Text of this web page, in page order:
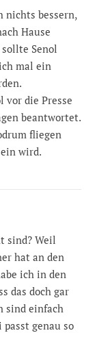
nichts bessern,
Hause
Senol
mal ein
vor die Presse
beantwortet.
fliegen
wird.
sind? Weil
hat an den
ich in den
das doch gar
sind einfach
genau so